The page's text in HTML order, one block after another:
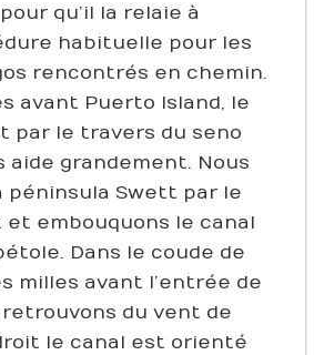
qu’il la relaie à
habituelle pour les
rencontrés en chemin.
avant Puerto Island, le
par le travers du seno
aide grandement. Nous
péninsula Swett par le
et embouquons le canal
Dans le coude de
milles avant l’entrée de
du vent de
le canal est orienté